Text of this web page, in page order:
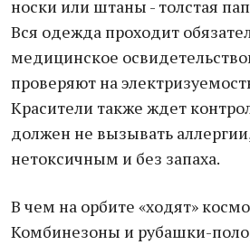
носки или штаны - толстая
Вся одежда проходит
медицинское
проверяют на
Красители также ждет
должен не вызывать
нетоксичным и без запаха.
В чем на орбите «ходят»
Комбинезоны и рубашки-